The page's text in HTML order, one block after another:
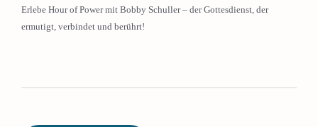
Erlebe Hour of Power mit Bobby Schuller – der Gottesdienst, der
ermutigt, verbindet und berührt!